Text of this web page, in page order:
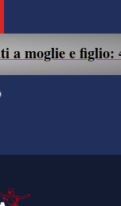
e figlio: 41enne